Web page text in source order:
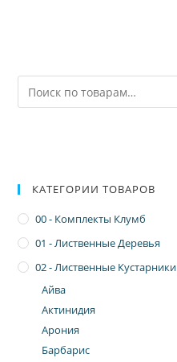
КАТЕГОРИИ ТОВАРОВ
00 - Комплекты Клумб
01 - Лиственные Деревья
02 - Лиственные Кустарники
Айва
Актинидия
Арония
Барбарис